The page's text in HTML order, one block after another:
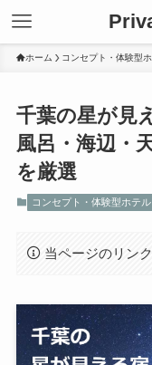
ホーム コンセプト・体験型
千葉の星が見
風呂・海辺・
を厳選
コンセプト・体験型ホテル
当ページのリン